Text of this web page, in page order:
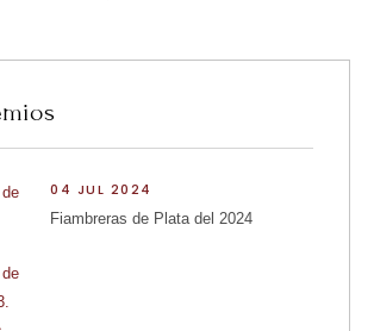
04 JUL 2024
Fiambreras de Plata del 2024